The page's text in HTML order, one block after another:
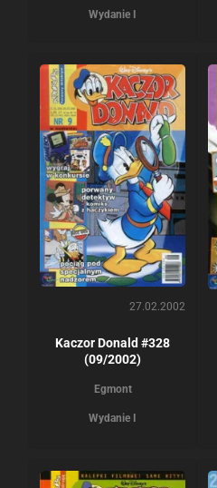
Wydanie I
27.02.2002
Kaczor Donald #328
(09/2002)
Egmont
Wydanie I